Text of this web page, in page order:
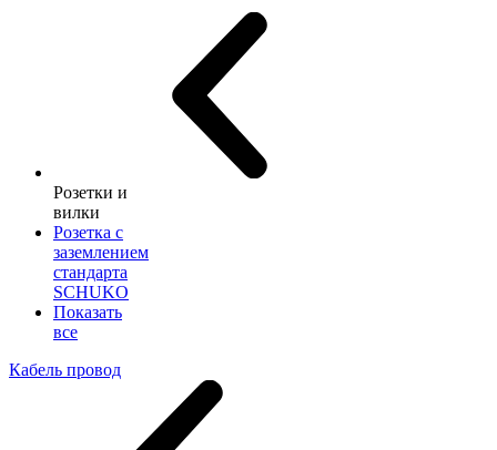
Розетки и
вилки
Розетка с
заземлением
стандарта
SCHUKO
Показать
все
Кабель провод